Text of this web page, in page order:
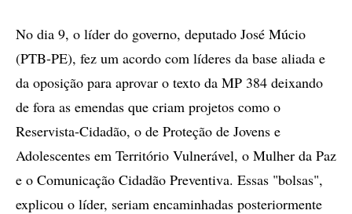
No dia 9, o líder do governo, deputado José Múcio
(PTB-PE), fez um acordo com líderes da base aliada e
da oposição para aprovar o texto da MP 384 deixando
de fora as emendas que criam projetos como o
Reservista-Cidadão, o de Proteção de Jovens e
Adolescentes em Território Vulnerável, o Mulher da Paz
e o Comunicação Cidadão Preventiva. Essas "bolsas",
explicou o líder, seriam encaminhadas posteriormente